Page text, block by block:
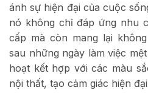
ánh sự hiện đại của cuộc
nó không chỉ đáp ứng nhu
cấp mà còn mang lại
sau những ngày làm việc
hoạt kết hợp với các màu
nội thất, tạo cảm giác hiện